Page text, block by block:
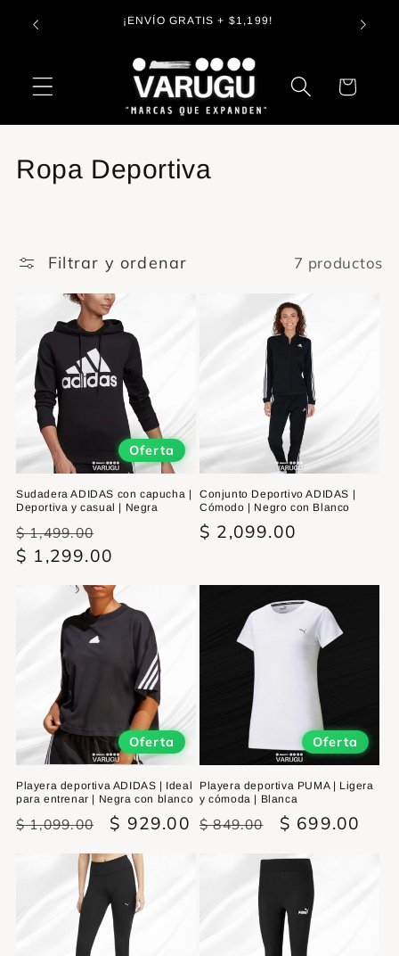
directamente
¡ENVÍO GRATIS + $1,199!
Carrito
C
e
n
:
Ropa Deportiva
Filtrar y ordenar 7 productos
Oferta
Sudadera ADIDAS con capucha |
Deportiva y casual | Negra
Precio
habitual
$ 1,499.00
de
$ 1,299.00
Conjunto Deportivo ADIDAS |
Cómodo | Negro con Blanco
Precio
$ 2,099.00
Oferta
Playera deportiva ADIDAS | Ideal
para entrenar | Negra con blanco
Precio
$ 1,099.00
Precio
oferta
$ 929.00
Oferta
Playera deportiva PUMA | Ligera
y cómoda | Blanca
Precio
$ 849.00
Precio
oferta
$ 699.00